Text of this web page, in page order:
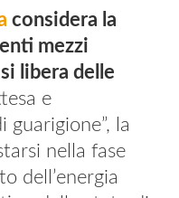
considera la
mezzi
libera delle
e
guarigione”, la
nella fase
dell’energia